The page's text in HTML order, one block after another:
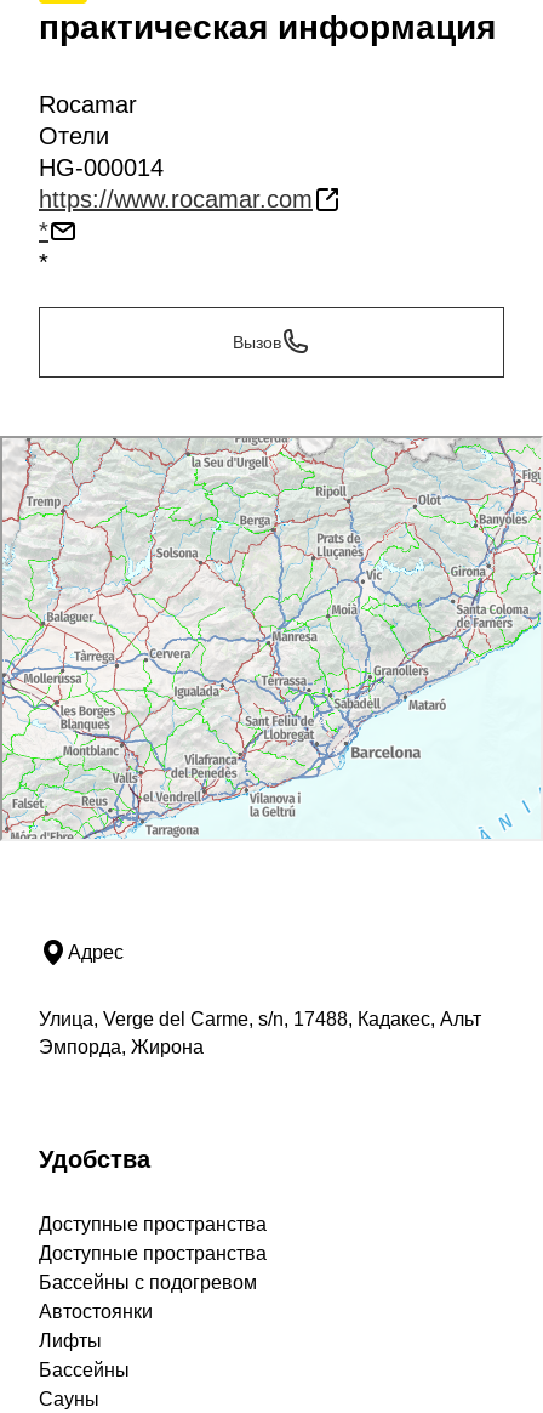
практическая информация
Rocamar
Отели
HG-000014
https://www.rocamar.com
*
*
Вызов
Адрес
Улица, Verge del Carme, s/n, 17488, Кадакес, Альт
Эмпорда, Жирона
Удобства
Доступные пространства
Доступные пространства
Бассейны с подогревом
Автостоянки
Лифты
Бассейны
Сауны